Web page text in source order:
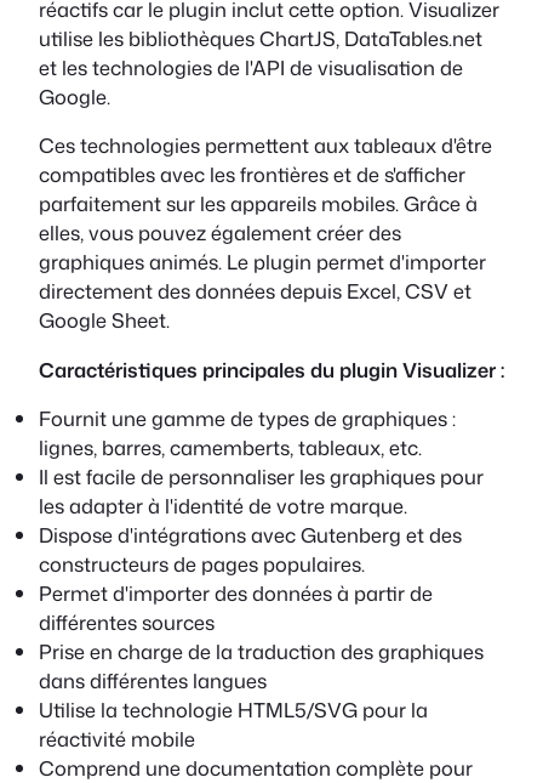
réactifs car le plugin inclut cette option. Visualizer
utilise les bibliothèques ChartJS, DataTables.net
et les technologies de l'API de visualisation de
Google.
Ces technologies permettent aux tableaux d'être
compatibles avec les frontières et de s'afficher
parfaitement sur les appareils mobiles. Grâce à
elles, vous pouvez également créer des
graphiques animés. Le plugin permet d'importer
directement des données depuis Excel, CSV et
Google Sheet.
Caractéristiques principales du plugin Visualizer :
Fournit une gamme de types de graphiques :
lignes, barres, camemberts, tableaux, etc.
Il est facile de personnaliser les graphiques pour
les adapter à l'identité de votre marque.
Dispose d'intégrations avec Gutenberg et des
constructeurs de pages populaires.
Permet d'importer des données à partir de
différentes sources
Prise en charge de la traduction des graphiques
dans différentes langues
Utilise la technologie HTML5/SVG pour la
réactivité mobile
Comprend une documentation complète pour